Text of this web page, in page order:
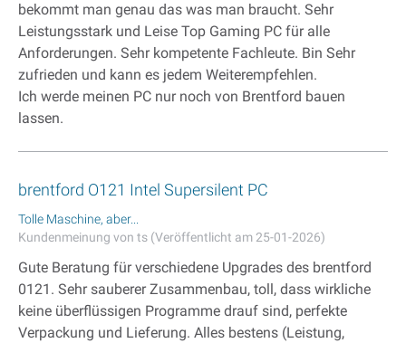
bekommt man genau das was man braucht. Sehr
Leistungsstark und Leise Top Gaming PC für alle
Anforderungen. Sehr kompetente Fachleute. Bin Sehr
zufrieden und kann es jedem Weiterempfehlen.
Ich werde meinen PC nur noch von Brentford bauen
lassen.
brentford O121 Intel Supersilent PC
Tolle Maschine, aber...
Kundenmeinung von ts (Veröffentlicht am 25-01-2026)
Gute Beratung für verschiedene Upgrades des brentford
0121. Sehr sauberer Zusammenbau, toll, dass wirkliche
keine überflüssigen Programme drauf sind, perfekte
Verpackung und Lieferung. Alles bestens (Leistung,